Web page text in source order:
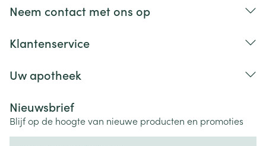
Neem contact met ons op
Klantenservice
Uw apotheek
Nieuwsbrief
Blijf op de hoogte van nieuwe producten en promoties